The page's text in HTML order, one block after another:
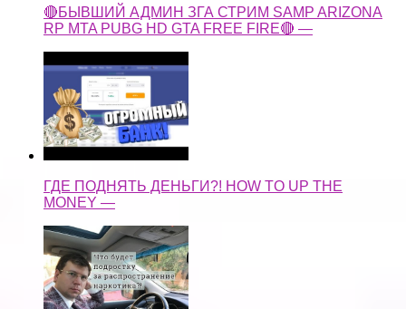
🔴БЫВШИЙ АДМИН ЗГА СТРИМ SAMP ARIZONA
RP MTA PUBG HD GTA FREE FIRE🔴 —
ГДЕ ПОДНЯТЬ ДЕНЬГИ?! HOW TO UP THE
MONEY —